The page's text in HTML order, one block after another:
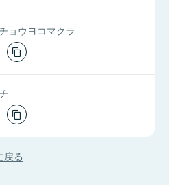
ョウヨコマクラ
戻る